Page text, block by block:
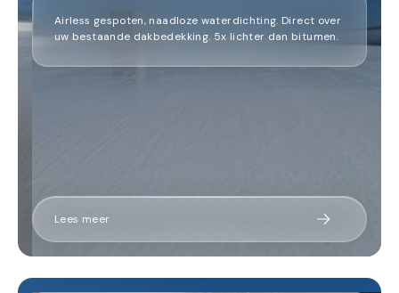
Airless gespoten, naadloze waterdichting. Direct over
uw bestaande dakbedekking. 5x lichter dan bitumen.
Lees meer